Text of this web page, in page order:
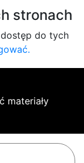
stronach
do tych
materiały